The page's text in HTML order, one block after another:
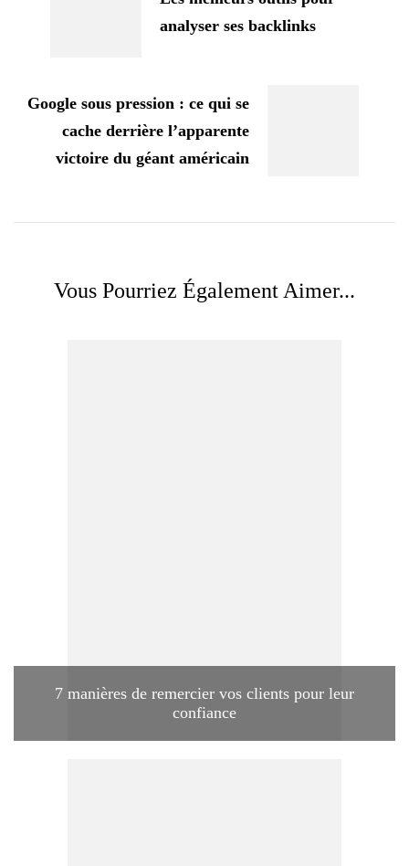
analyser ses backlinks
Google sous pression : ce qui se
cache derrière l’apparente
victoire du géant américain
Vous Pourriez Également Aimer...
7 manières de remercier vos clients pour leur
confiance